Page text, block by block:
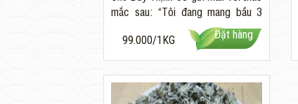
mắc sau: “Tôi đang mang bầu 3
tháng, trước đây tôi có bị viêm...
99.000/1KG Đặt hàng